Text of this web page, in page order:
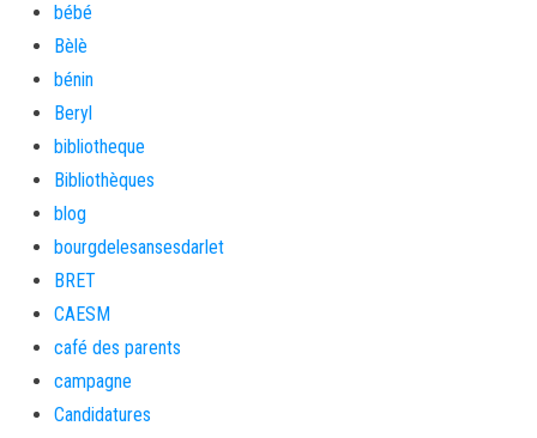
bébé
Bèlè
bénin
Beryl
bibliotheque
Bibliothèques
blog
bourgdelesansesdarlet
BRET
CAESM
café des parents
campagne
Candidatures